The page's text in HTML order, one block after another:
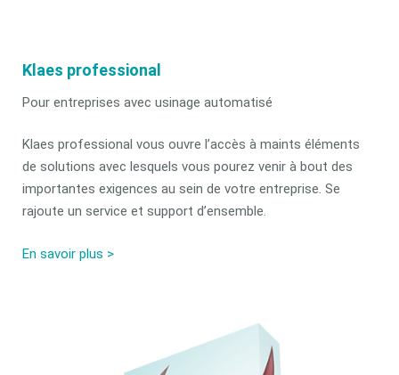
Klaes professional
Pour entreprises avec usinage automatisé
Klaes professional vous ouvre l’accès à maints éléments
de solutions avec lesquels vous pourez venir à bout des
importantes exigences au sein de votre entreprise. Se
rajoute un service et support d’ensemble.
En savoir plus >